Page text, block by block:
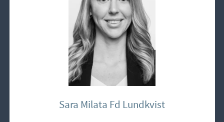
Sara Milata Fd Lundkvist